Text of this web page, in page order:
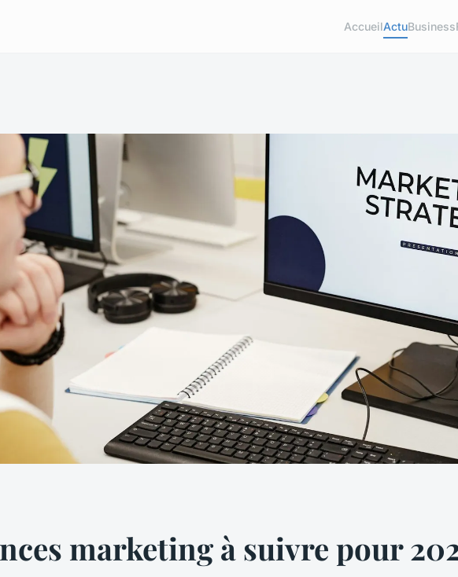
AccueilActuBusiness
marketing à suivre pour